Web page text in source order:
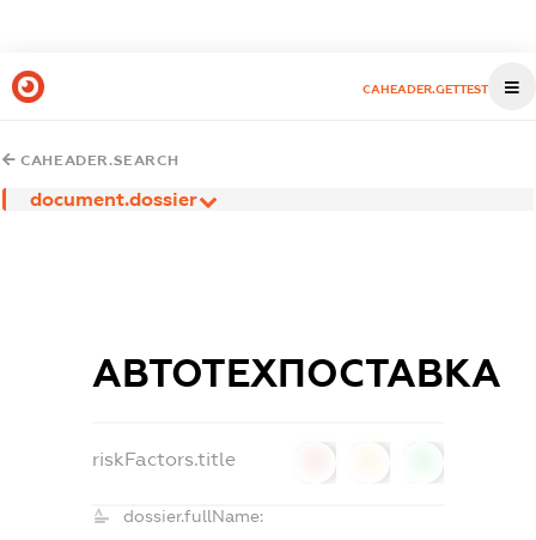
CAHEADER.GETTEST
CAHEADER.SEARCH
document.dossier
АВТОТЕХПОСТАВКА
riskFactors.title
dossier.fullName: